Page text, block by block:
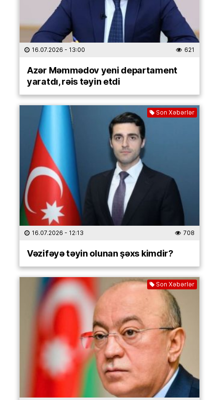
16.07.2026 - 13:00 621
Azər Məmmədov yeni departament
yaratdı, rəis təyin etdi
Son Xəbərlər
16.07.2026 - 12:13 708
Vəzifəyə təyin olunan şəxs kimdir?
Son Xəbərlər